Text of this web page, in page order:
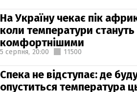
На Україну чекає пік
коли температури стануть
комфортнішими
5 серпня, 20:00 11500
Спека не відступає: де
опуститься температура